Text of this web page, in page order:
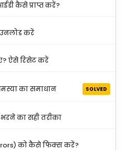
कैसे प्राप्त करें?
करें
ऐसे रिसेट करें
का समाधान SOLVED
का सही तरीका
को कैसे फिक्स करें?